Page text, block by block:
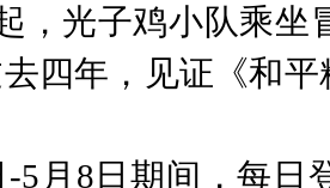
光子鸡小队乘坐
四年，见证《和
8日期间，每日